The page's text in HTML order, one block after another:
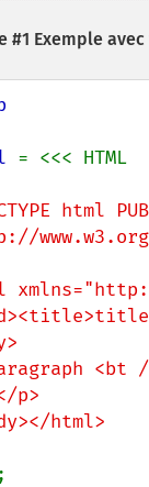
#1 Exemple avec
html
<bt
p>
html>